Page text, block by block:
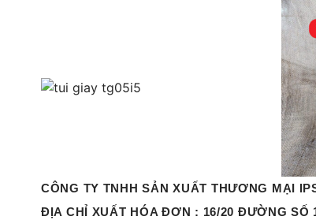
CÔNG TY TNHH SẢN XUẤT THƯƠNG MẠI
ĐỊA CHỈ XUẤT HÓA ĐƠN : 16/20 ĐƯỜNG SỐ